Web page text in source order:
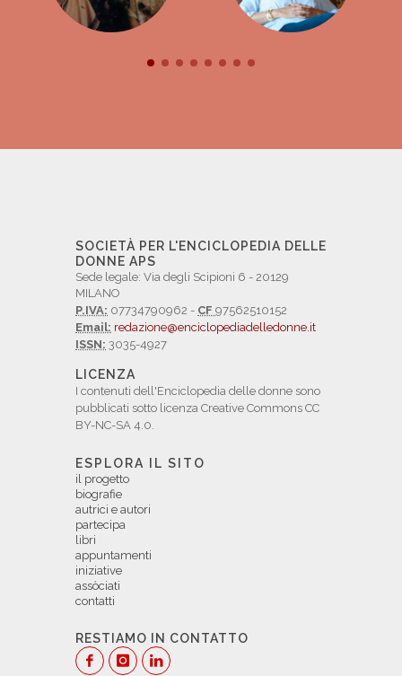
SOCIETÀ PER L'ENCICLOPEDIA DELLE
DONNE APS
Sede legale: Via degli Scipioni 6 - 20129
MILANO
P.IVA: 07734790962 - CF 97562510152
Email: redazione@enciclopediadelledonne.it
ISSN: 3035-4927
LICENZA
I contenuti dell'Enciclopedia delle donne sono
pubblicati sotto licenza Creative Commons CC
BY-NC-SA 4.0.
ESPLORA IL SITO
il progetto
biografie
autrici e autori
partecipa
libri
appuntamenti
iniziative
assòciati
contatti
RESTIAMO IN CONTATTO